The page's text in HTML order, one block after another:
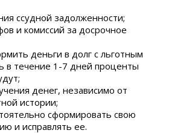
ссудной задолженности;
и комиссий за досрочное
деньги в долг с льготным
в течение 1-7 дней проценты
денег, независимо от
истории;
сформировать свою
и исправлять ее.